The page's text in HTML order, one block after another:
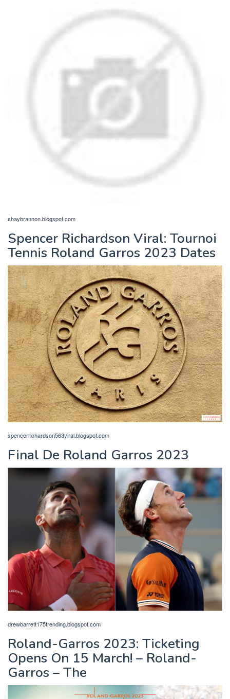
shaybrannon.blogspot.com
Spencer Richardson Viral: Tournoi
Tennis Roland Garros 2023 Dates
spencerrichardson563viral.blogspot.com
Final De Roland Garros 2023
drewbarrett175trending.blogspot.com
Roland-Garros 2023: Ticketing
Opens On 15 March! – Roland-
Garros – The